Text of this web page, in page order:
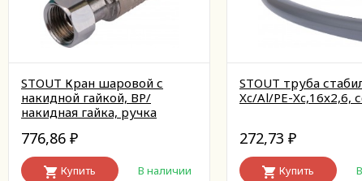
STOUT Кран шаровой с
накидной гайкой, ВР/
накидная гайка, ручка
776,86 ₽
Купить В наличии
STOUT труба
Xc/Al/PE-Xc,16x2,6,
272,73 ₽
Купить